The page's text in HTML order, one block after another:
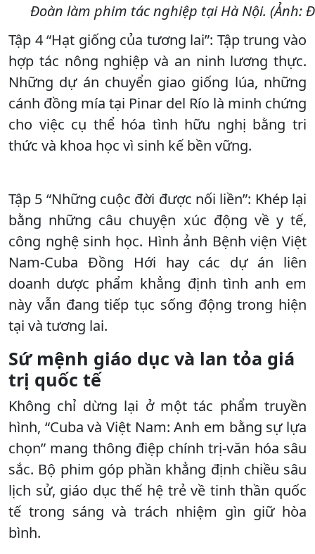
Đoàn làm phim tác nghiệp tại Hà Nội. (Ảnh:
Tập 4 “Hạt giống của tương lai”: Tập trung vào
hợp tác nông nghiệp và an ninh lương thực.
Những dự án chuyển giao giống lúa, những
cánh đồng mía tại Pinar del Río là minh chứng
cho việc cụ thể hóa tình hữu nghị bằng tri
thức và khoa học vì sinh kế bền vững.
Tập 5 “Những cuộc đời được nối liền”: Khép lại
bằng những câu chuyện xúc động về y tế,
công nghệ sinh học. Hình ảnh Bệnh viện Việt
Nam-Cuba Đồng Hới hay các dự án liên
doanh dược phẩm khẳng định tình anh em
này vẫn đang tiếp tục sống động trong hiện
tại và tương lai.
Sứ mệnh giáo dục và lan tỏa giá
trị quốc tế
Không chỉ dừng lại ở một tác phẩm truyền
hình, “Cuba và Việt Nam: Anh em bằng sự lựa
chọn” mang thông điệp chính trị-văn hóa sâu
sắc. Bộ phim góp phần khẳng định chiều sâu
lịch sử, giáo dục thế hệ trẻ về tinh thần quốc
tế trong sáng và trách nhiệm gìn giữ hòa
bình.